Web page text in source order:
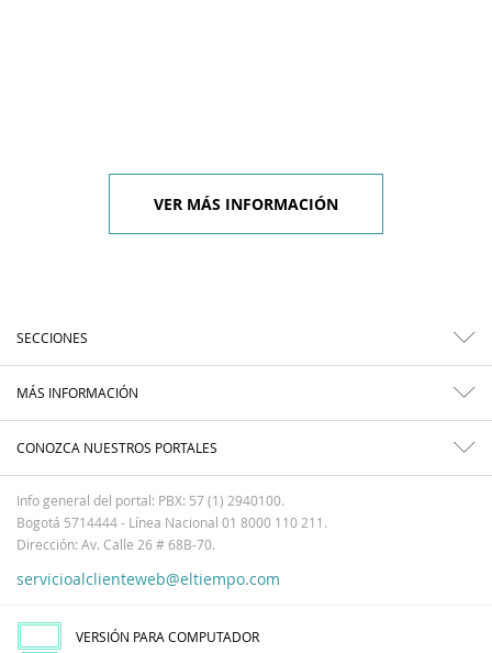
VER MÁS INFORMACIÓN
SECCIONES
MÁS INFORMACIÓN
CONOZCA NUESTROS PORTALES
Info general del portal: PBX: 57 (1) 2940100.
Bogotá 5714444 - Línea Nacional 01 8000 110 211.
Dirección: Av. Calle 26 # 68B-70.
servicioalclienteweb@eltiempo.com
VERSIÓN PARA COMPUTADOR